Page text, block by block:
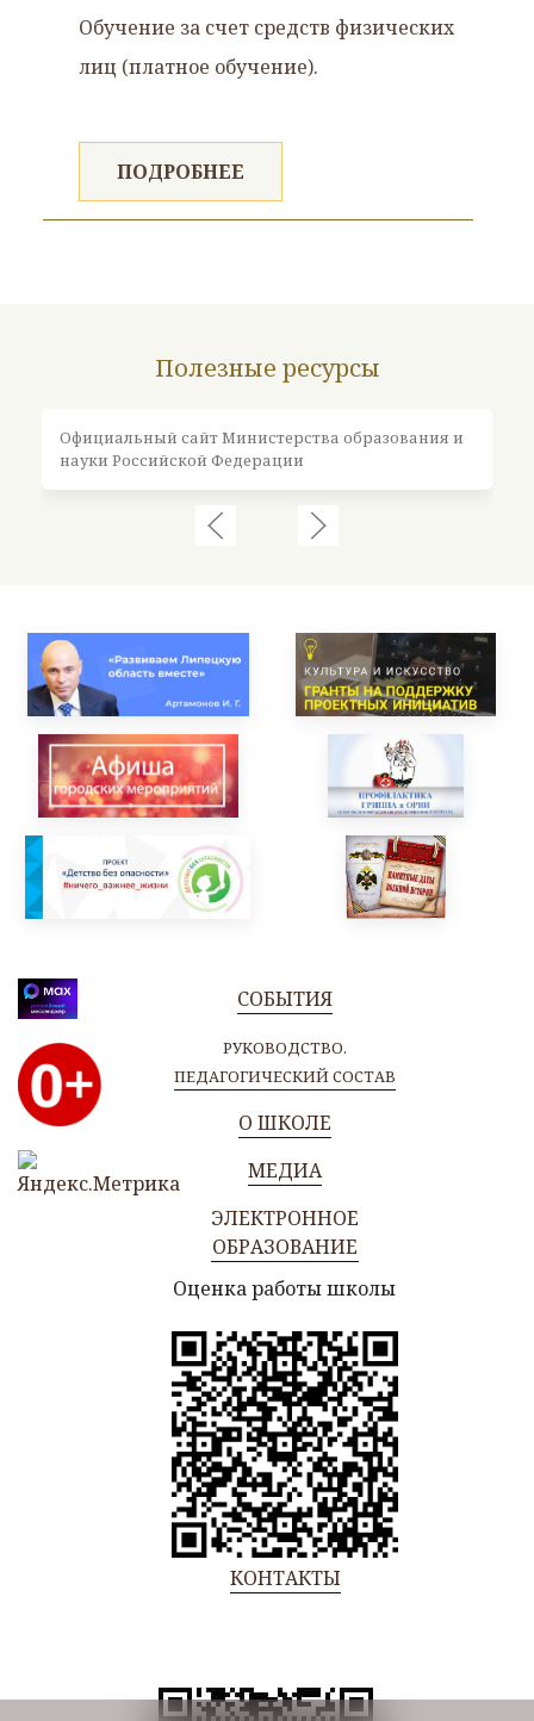
Обучение за счет средств физических
лиц (платное обучение).
ПОДРОБНЕЕ
Полезные ресурсы
Официальный сайт Министерства образования и
науки Российской Федерации
СОБЫТИЯ
РУКОВОДСТВО.
ПЕДАГОГИЧЕСКИЙ СОСТАВ
О ШКОЛЕ
МЕДИА
ЭЛЕКТРОННОЕ
ОБРАЗОВАНИЕ
Оценка работы школы
КОНТАКТЫ